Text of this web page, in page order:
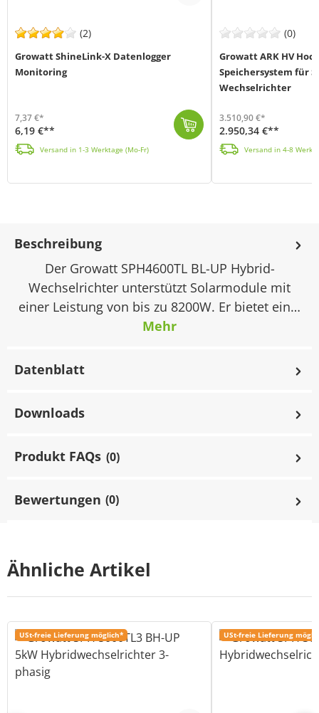
Ähnliche Artikel
USt-freie Lieferung möglich* USt-freie Lieferung
(2)
Growatt ShineLink-X Datenlogger
Monitoring
7,37 €*
6,19 €**
Versand in 1-3 Werktage (Mo-Fr)
(0)
Growatt ARK HV
Speichersystem für
Wechselrichter
3.510,90 €*
2.950,34 €**
Versand in 4-8
Beschreibung
Der Growatt SPH4600TL BL-UP Hybrid-
Wechselrichter unterstützt Solarmodule mit
einer Leistung von bis zu 8200W. Er bietet ein…
Mehr
Datenblatt
Downloads
Produkt FAQs (0)
Bewertungen (0)